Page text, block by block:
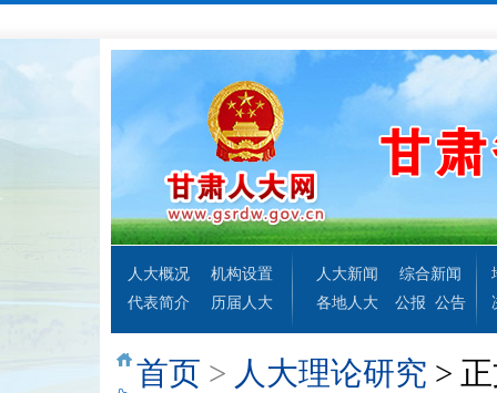
人大概况
机构设置
代表简介
历届人大
人大新闻
综合新闻
各地人大
公报 公告
首页 > 人大理论研究 >